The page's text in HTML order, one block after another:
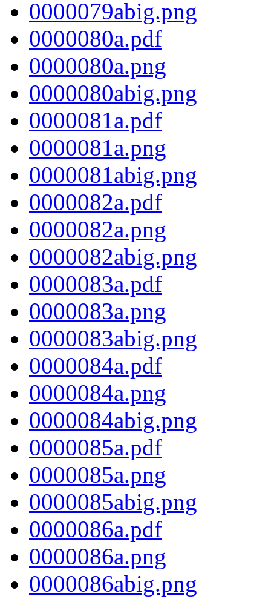
0000079abig.png
0000080a.pdf
0000080a.png
0000080abig.png
0000081a.pdf
0000081a.png
0000081abig.png
0000082a.pdf
0000082a.png
0000082abig.png
0000083a.pdf
0000083a.png
0000083abig.png
0000084a.pdf
0000084a.png
0000084abig.png
0000085a.pdf
0000085a.png
0000085abig.png
0000086a.pdf
0000086a.png
0000086abig.png